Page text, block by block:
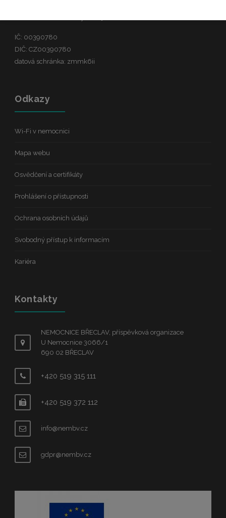
IČ: 00390780
DIČ: CZ00390780
datová schránka: zmmk6ii
Odkazy
Wi-Fi v nemocnici
Mapa webu
Osvědčení a certifikáty
Prohlášení o přístupnosti
Ochrana osobních údajů
Svobodný přístup k informacím
Kariéra
Kontakty
NEMOCNICE BŘECLAV, příspěvková organizace
U Nemocnice 3066/1
690 02 BŘECLAV
+420 519 315 111
+420 519 372 112
info@nembv.cz
gdpr@nembv.cz